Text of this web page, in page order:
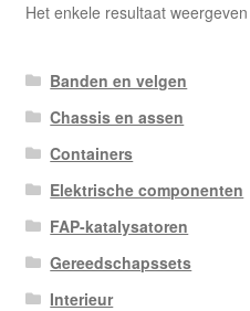
Het enkele resultaat weergeven
Banden en velgen
Chassis en assen
Containers
Elektrische componenten
FAP-katalysatoren
Gereedschapssets
Interieur